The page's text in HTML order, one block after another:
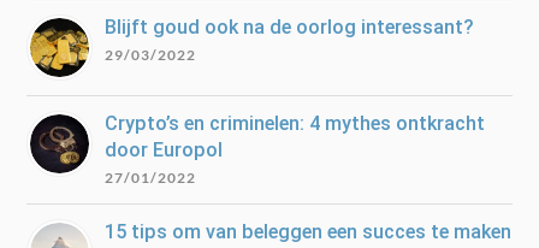
Blijft goud ook na de oorlog interessant?
29/03/2022
Crypto’s en criminelen: 4 mythes ontkracht
door Europol
27/01/2022
15 tips om van beleggen een succes te maken